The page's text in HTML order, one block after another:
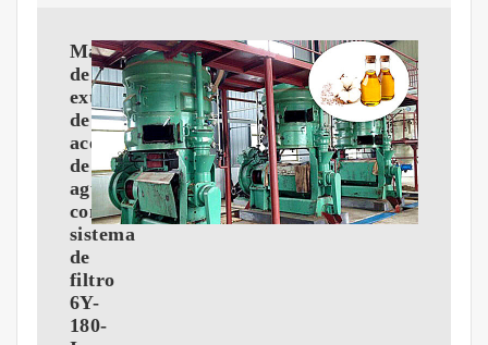
Máquina
de
extracción
de
aceite
de
aguacate
con
sistema
de
filtro
6Y-
180-